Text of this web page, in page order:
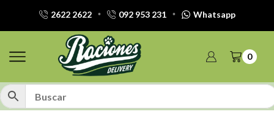
2622 2622 092 953 231 Whatsapp
0